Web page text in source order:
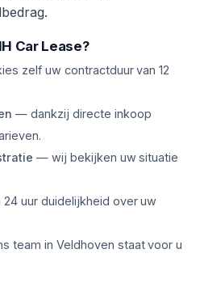
Car Lease?
zelf uw contractduur van 12
— dankzij directe inkoop
— wij bekijken uw situatie
uur duidelijkheid over uw
team in Veldhoven staat voor u